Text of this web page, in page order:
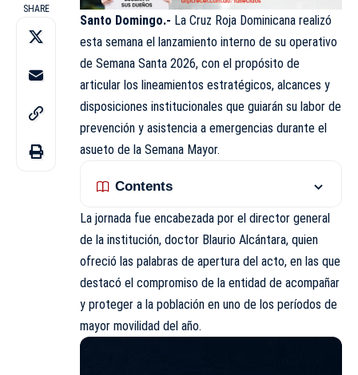
SHARE
Santo Domingo.- La Cruz Roja Dominicana realizó
esta semana el lanzamiento interno de su operativo
de Semana Santa 2026, con el propósito de
articular los lineamientos estratégicos, alcances y
disposiciones institucionales que guiarán su labor de
prevención y asistencia a emergencias durante el
asueto de la Semana Mayor.
Contents
La jornada fue encabezada por el director general
de la institución, doctor Blaurio Alcántara, quien
ofreció las palabras de apertura del acto, en las que
destacó el compromiso de la entidad de acompañar
y proteger a la población en uno de los períodos de
mayor movilidad del año.